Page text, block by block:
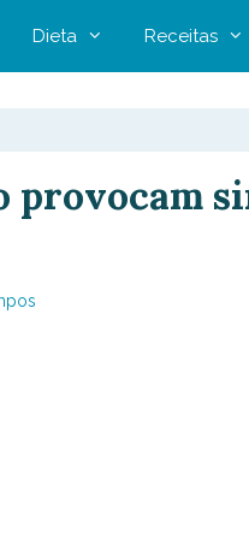
Dieta Receitas
provocam